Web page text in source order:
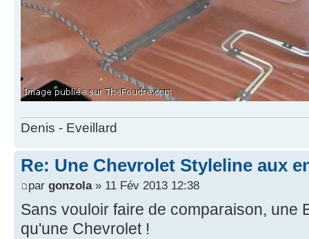
Denis - Eveillard
Re: Une Chevrolet Styleline aux
par gonzola» 11 Fév 2013 12:38
Sans vouloir faire de comparaison, une
qu'une Chevrolet !